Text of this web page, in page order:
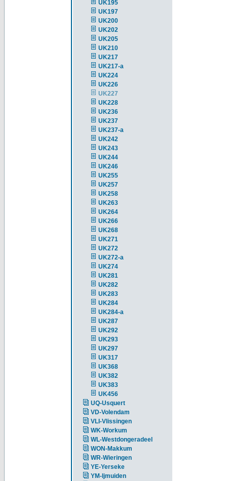
UK195
UK197
UK200
UK202
UK205
UK210
UK217
UK217-a
UK224
UK226
UK227
UK228
UK236
UK237
UK237-a
UK242
UK243
UK244
UK246
UK255
UK257
UK258
UK263
UK264
UK266
UK268
UK271
UK272
UK272-a
UK274
UK281
UK282
UK283
UK284
UK284-a
UK287
UK292
UK293
UK297
UK317
UK368
UK382
UK383
UK456
UQ-Usquert
VD-Volendam
VLI-Vlissingen
WK-Workum
WL-Westdongeradeel
WON-Makkum
WR-Wieringen
YE-Yerseke
YM-Ijmuiden